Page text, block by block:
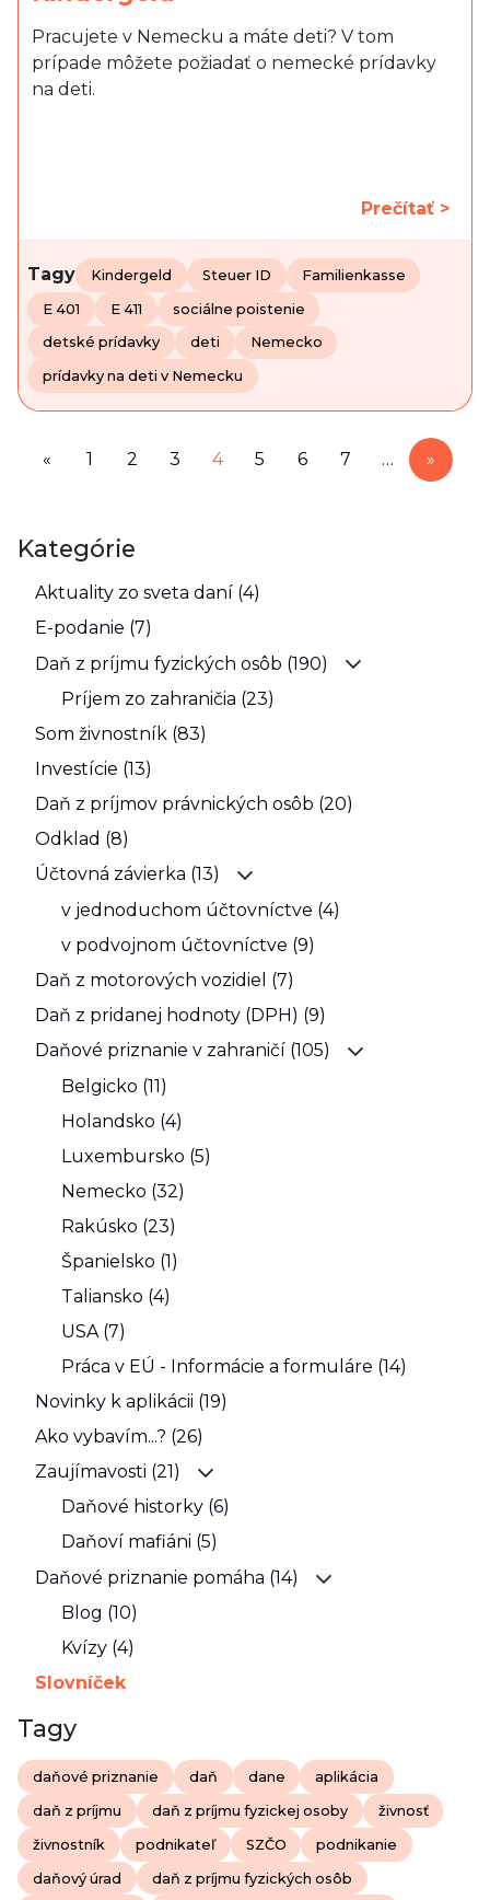
Pracujete v Nemecku a máte deti? V tom
prípade môžete požiadať o nemecké prídavky
na deti.
Prečítať >
Tagy Kindergeld Steuer ID Familienkasse
E 401 E 411 sociálne poistenie
detské prídavky deti Nemecko
prídavky na deti v Nemecku
« 1 2 3 4 5 6 7 … »
Kategórie
Aktuality zo sveta daní (4)
E-podanie (7)
Daň z príjmu fyzických osôb (190)
Príjem zo zahraničia (23)
Som živnostník (83)
Investície (13)
Daň z príjmov právnických osôb (20)
Odklad (8)
Účtovná závierka (13)
v jednoduchom účtovníctve (4)
v podvojnom účtovníctve (9)
Daň z motorových vozidiel (7)
Daň z pridanej hodnoty (DPH) (9)
Daňové priznanie v zahraničí (105)
Belgicko (11)
Holandsko (4)
Luxembursko (5)
Nemecko (32)
Rakúsko (23)
Španielsko (1)
Taliansko (4)
USA (7)
Práca v EÚ - Informácie a formuláre (14)
Novinky k aplikácii (19)
Ako vybavím...? (26)
Zaujímavosti (21)
Daňové historky (6)
Daňoví mafiáni (5)
Daňové priznanie pomáha (14)
Blog (10)
Kvízy (4)
Slovníček
Tagy
daňové priznanie daň dane aplikácia
daň z príjmu daň z príjmu fyzickej osoby živnosť
živnostník podnikateľ SZČO podnikanie
daňový úrad daň z príjmu fyzických osôb